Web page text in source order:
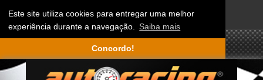
Este site utiliza cookies para entregar uma melhor
experiência durante a navegação. Saiba mais
Concordo!